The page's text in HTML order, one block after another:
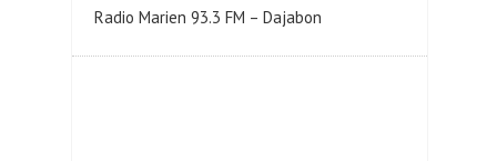
Radio Marien 93.3 FM – Dajabon